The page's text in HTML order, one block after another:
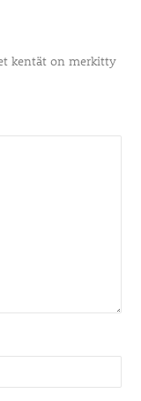
kentät on merkitty